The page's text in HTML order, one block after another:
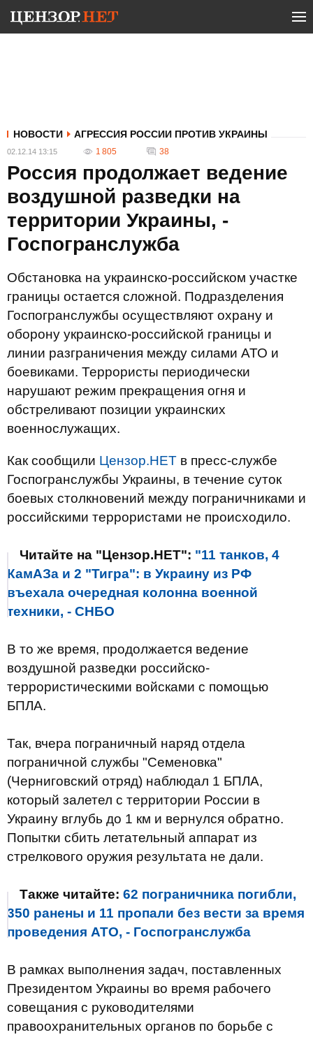
НОВОСТИ АГРЕССИЯ РОССИИ ПРОТИВ УКРАИНЫ
02.12.14 13:15 1 805 38
Россия продолжает ведение
воздушной разведки на
территории Украины, -
Госпогранслужба
Обстановка на украинско-российском участке
границы остается сложной. Подразделения
Госпогранслужбы осуществляют охрану и
оборону украинско-российской границы и
линии разграничения между силами АТО и
боевиками. Террористы периодически
нарушают режим прекращения огня и
обстреливают позиции украинских
военнослужащих.
Как сообщили Цензор.НЕТ в пресс-службе
Госпогранслужбы Украины, в течение суток
боевых столкновений между пограничниками и
российскими террористами не происходило.
Читайте на "Цензор.НЕТ": "11 танков, 4
КамАЗа и 2 "Тигра": в Украину из РФ
въехала очередная колонна военной
техники, - СНБО
В то же время, продолжается ведение
воздушной разведки российско-
террористическими войсками с помощью
БПЛА.
Так, вчера пограничный наряд отдела
пограничной службы "Семеновка"
(Черниговский отряд) наблюдал 1 БПЛА,
который залетел с территории России в
Украину вглубь до 1 км и вернулся обратно.
Попытки сбить летательный аппарат из
стрелкового оружия результата не дали.
Также читайте: 62 пограничника погибли,
350 ранены и 11 пропали без вести за время
проведения АТО, - Госпогранслужба
В рамках выполнения задач, поставленных
Президентом Украины во время рабочего
совещания с руководителями
правоохранительных органов по борьбе с